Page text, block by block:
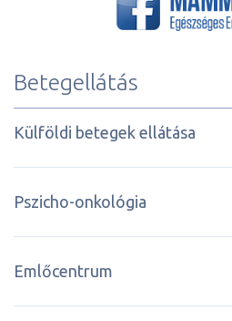
Betegellátás
Külföldi betegek ellátása
Pszicho-onkológia
Emlőcentrum